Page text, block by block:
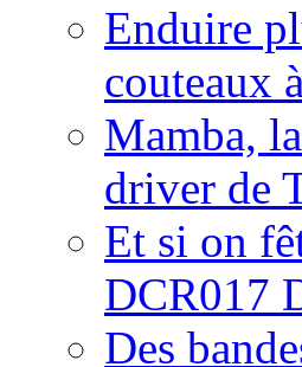
Enduire
couteaux
Mamba,
driver de
Et si on
DCR017
Des